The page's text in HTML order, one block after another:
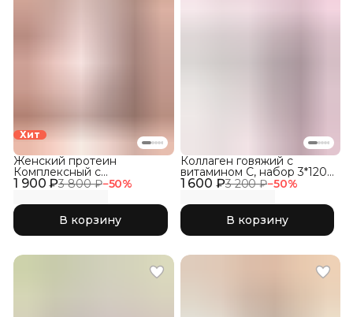
Хит
1 900 ₽3 800 ₽−50%
Женский протеин
Комплексный с
коллагеном и розовой
В корзину
1 600 ₽3 200 ₽−50%
Коллаген говяжий с
витамином C, набор 3*120
капсул
В корзину